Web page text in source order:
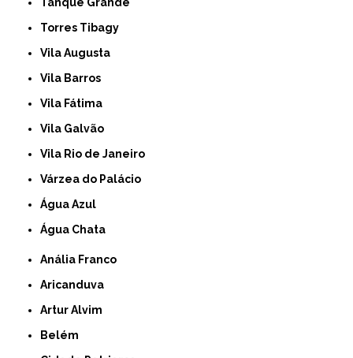
Torres Tibagy
Vila Augusta
Vila Barros
Vila Fátima
Vila Galvão
Vila Rio de Janeiro
Várzea do Palácio
Água Azul
Água Chata
Anália Franco
Aricanduva
Artur Alvim
Belém